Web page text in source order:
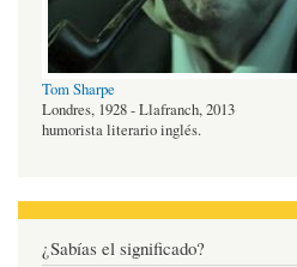
Tom Sharpe
Londres, 1928 - Llafranch, 2013
humorista literario inglés.
¿Sabías el significado?